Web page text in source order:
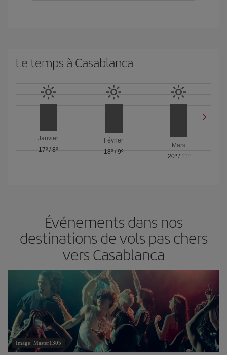
Le temps à Casablanca
Janvier
17º /8º
Février
18º/ 9º
Mars
20º/ 11º
Événements dans nos
destinations de vols pas chers
vers Casablanca
Image: Master1305